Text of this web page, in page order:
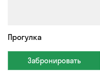
Прогулка
Забронировать